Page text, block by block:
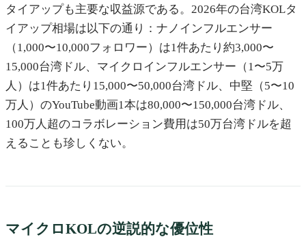
タイアップも主要な収益源である。2026年の台湾KOLタ
イアップ相場は以下の通り：ナノインフルエンサー
（1,000〜10,000フォロワー）は1件あたり約3,000〜
15,000台湾ドル、マイクロインフルエンサー（1〜5万
人）は1件あたり15,000〜50,000台湾ドル、中堅（5〜10
万人）のYouTube動画1本は80,000〜150,000台湾ドル、
100万人超のコラボレーション費用は50万台湾ドルを超
えることも珍しくない。
マイクロKOLの逆説的な優位性